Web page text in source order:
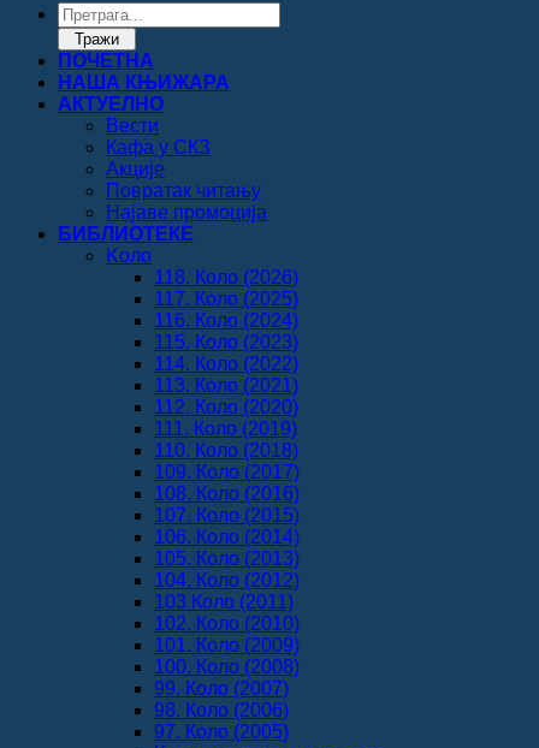
Products
search
Тражи
ПОЧЕТНА
НАША КЊИЖАРА
АКТУЕЛНО
Вести
Кафа у СКЗ
Акције
Повратак читању
Најаве промоција
БИБЛИОТЕКЕ
Koло
118. Коло (2026)
117. Коло (2025)
116. Коло (2024)
115. Коло (2023)
114. Коло (2022)
113. Коло (2021)
112. Коло (2020)
111. Коло (2019)
110. Коло (2018)
109. Коло (2017)
108. Коло (2016)
107. Коло (2015)
106. Коло (2014)
105. Коло (2013)
104. Коло (2012)
103 Коло (2011)
102. Коло (2010)
101. Коло (2009)
100. Коло (2008)
99. Коло (2007)
98. Коло (2006)
97. Коло (2005)